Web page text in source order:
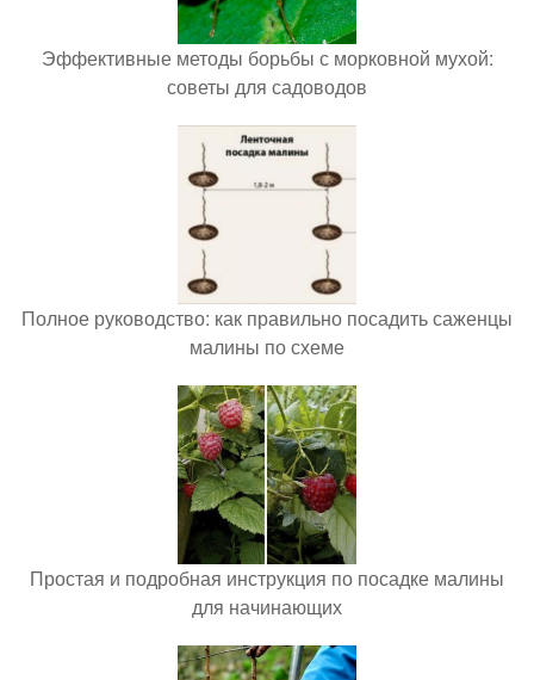
Эффективные методы борьбы с морковной мухой:
советы для садоводов
Полное руководство: как правильно посадить саженцы
малины по схеме
Простая и подробная инструкция по посадке малины
для начинающих